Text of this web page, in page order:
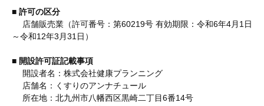
■ 許可の区分
店舗販売業（許可番号：第60219号 有効期限：令和6年4月1日
～令和12年3月31日）
■ 開設許可証記載事項
開設者名：株式会社健康プランニング
店舗名：くすりのアンナチュール
所在地：北九州市八幡西区黒崎二丁目6番14号